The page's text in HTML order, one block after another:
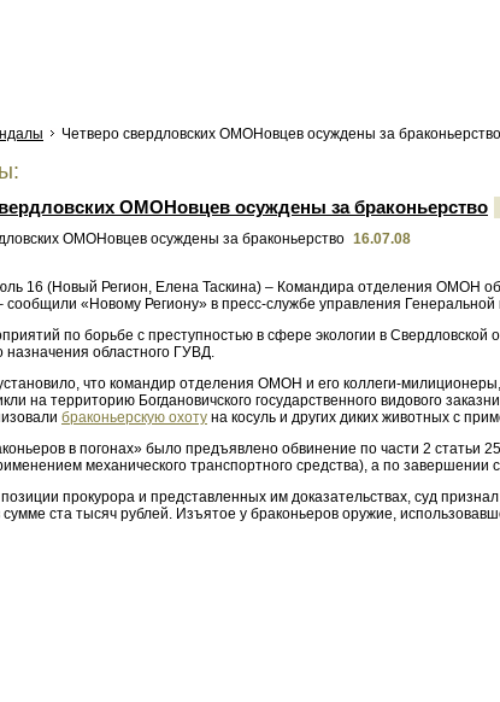
Четверо свердловских ОМОНовцев осуждены за браконьерство
ОМОНовцев осуждены за браконьерство
16.07.08
16 (Новый Регион, Елена Таскина) – Командира отделения ОМОН
сообщили «Новому Региону» в пресс-службе управления
по борьбе с преступностью в сфере экологии в
назначения областного ГУВД.
что командир отделения ОМОН и его коллеги-
на территорию Богдановичского государственного видового
браконьерскую охоту на косуль и других диких животных с
в погонах» было предъявлено обвинение по части 2 статьи
механического транспортного средства), а по
прокурора и представленных им доказательствах, суд
ста тысяч рублей. Изъятое у браконьеров оружие,